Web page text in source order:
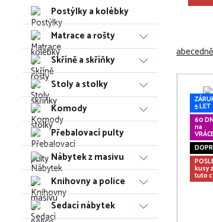
Postýlky a kolébky
Matrace a rošty
Skříně a skříňky
Stoly a stolky
Komody
Přebalovací pulty
Nábytek z masivu
Knihovny a police
Sedací nábytek
5 LET
60
na
kusy
tuto